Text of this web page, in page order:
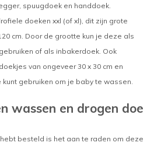
spuugdoek en handdoek.
doeken xxl (of xl), dit zijn grote
cm. Door de grootte kun je deze als
of als inbakerdoek. Ook
van ongeveer 30 x 30 cm en
gebruiken om je baby te wassen.
wassen en drogen doe
besteld is het aan te raden om deze